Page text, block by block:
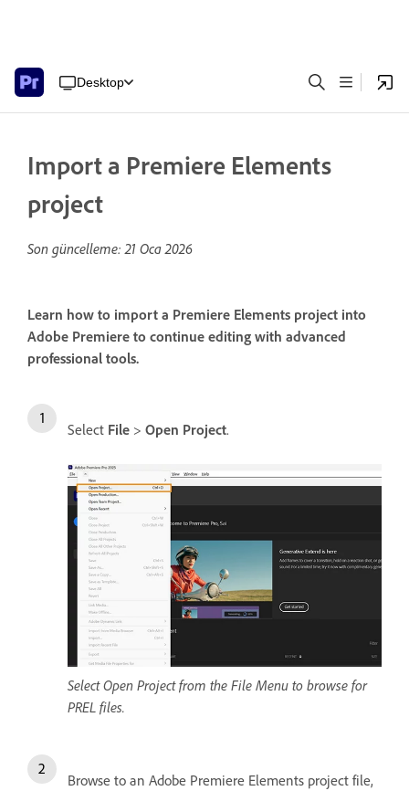
Desktop
Import a Premiere Elements
project
Son güncelleme:21 Oca 2026
Learn how to import a Premiere Elements project into
Adobe Premiere to continue editing with advanced
professional tools.
Select File > Open Project.
Select Open Project from the File Menu to browse for
PREL files.
Browse to an Adobe Premiere Elements project file,